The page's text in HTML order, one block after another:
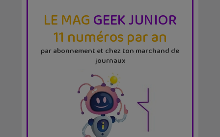
LE MAGGEEK JUNIOR
11 numéros par an
par abonnement et chez ton marchand de
journaux